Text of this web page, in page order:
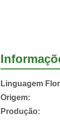
Linguagem
Origem:
Produção: